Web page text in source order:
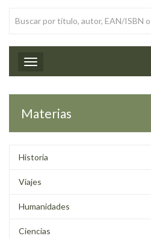
Toggle navigation
Materias
Historia
Viajes
Humanidades
Ciencias